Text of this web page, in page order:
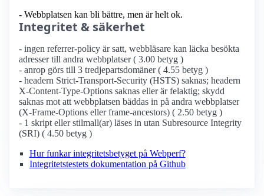
- Webbplatsen kan bli bättre, men är helt ok.
Integritet & säkerhet
- ingen referrer-policy är satt, webbläsare kan läcka besökta
adresser till andra webbplatser ( 3.00 betyg )
- anrop görs till 3 tredjepartsdomäner ( 4.55 betyg )
- headern Strict-Transport-Security (HSTS) saknas; headern
X-Content-Type-Options saknas eller är felaktig; skydd
saknas mot att webbplatsen bäddas in på andra webbplatser
(X-Frame-Options eller frame-ancestors) ( 2.50 betyg )
- 1 skript eller stilmall(ar) läses in utan Subresource Integrity
(SRI) ( 4.50 betyg )
Hur funkar integritetsbetyget på Webperf?
Integritetstestets dokumentation på Github